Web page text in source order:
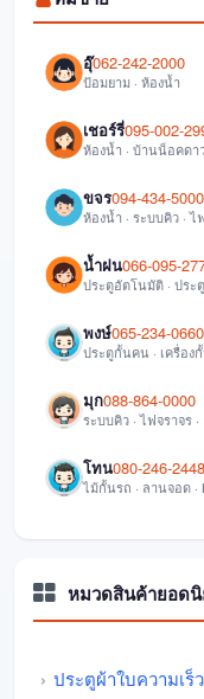
อุ๊062-242-2000
ป้อมยาม · ห้องน้ำ
เชอร์รี่095-002-
ห้องน้ำ · บ้านน็อคด
ขจร094-434-5000
ห้องน้ำ · ระบบคิว · ไ
น้ำฝน066-095-
ประตูอัตโนมัติ · ประ
พงษ์065-234-0660
ประตูกั้นคน · เครื่อง
มุก088-864-0000
ระบบคิว · ไฟจราจร
โทน080-246-2448
ไม้กั้นรถ · ลานจอด ·
หมวดสินค้ายอด
ประตูผ้าใบความเร็